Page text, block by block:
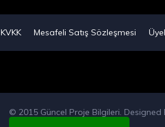
KVKK Mesafeli Satış Sözleşmesi
© 2015 Güncel Proje Bilgileri. Designed